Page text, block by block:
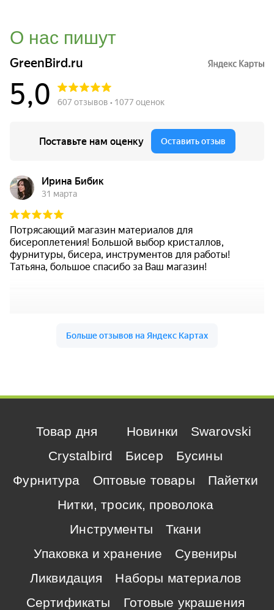
О нас пишут
Товар дня Новинки
Swarovski
Crystalbird
Бисер
Бусины
Фурнитура
Оптовые товары
Пайетки
Нитки, тросик, проволока
Инструменты
Ткани
Упаковка и хранение
Сувениры
Ликвидация
Наборы материалов
Сертификаты
Готовые украшения